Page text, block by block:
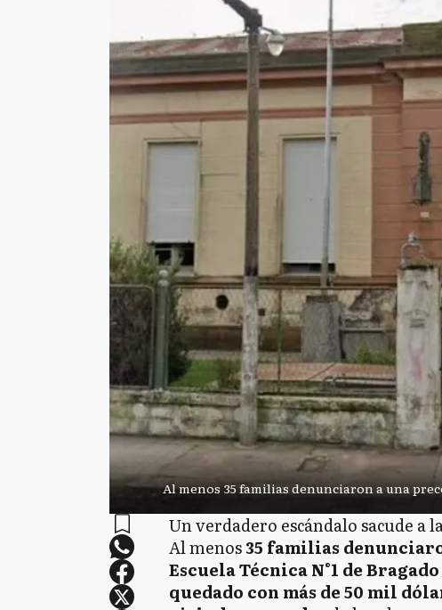
Al menos 35 familias denunciaron a una
Un verdadero escándalo sacude a
Al menos35 familias
Escuela Técnica N°1 de Bragado
quedado con más de 50 mil